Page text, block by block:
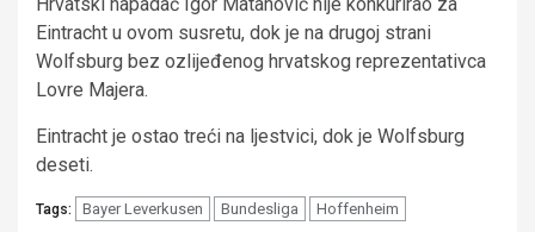
Eintracht u ovom susretu, dok je na drugoj strani
Wolfsburg bez ozlijeđenog hrvatskog reprezentativca
Lovre Majera.
Eintracht je ostao treći na ljestvici, dok je Wolfsburg
deseti.
Tags: Bayer Leverkusen Bundesliga Hoffenheim